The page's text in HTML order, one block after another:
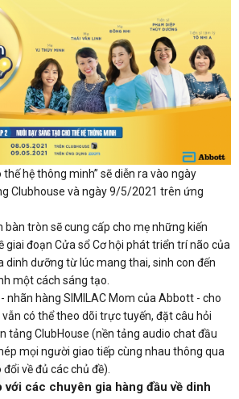
hệ thông minh” sẽ diễn ra vào ngày
Clubhouse và ngày 9/5/2021 trên ứng
tròn sẽ cung cấp cho mẹ những kiến
giai đoạn Cửa sổ Cơ hội phát triển trí não của
dinh dưỡng từ lúc mang thai, sinh con đến
một cách sáng tạo.
nhãn hàng SIMILAC Mom của Abbott - cho
có thể theo dõi trực tuyến, đặt câu hỏi
tảng ClubHouse (nền tảng audio chat đầu
mọi người giao tiếp cùng nhau thông qua
về đủ các chủ đề).
các chuyên gia hàng đầu về dinh